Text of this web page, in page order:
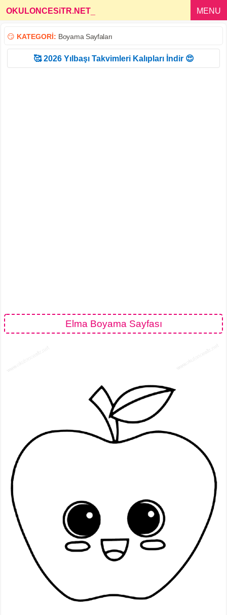
OKULONCESiTR.NET MENU
😏 KATEGORİ: Boyama Sayfaları
🥰 2026 Yılbaşı Takvimleri Kalıpları İndir 😍
Elma Boyama Sayfası